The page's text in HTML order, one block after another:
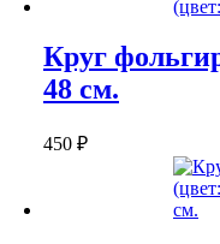
Круг
48 см.
450 ₽